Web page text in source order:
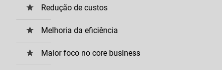
Redução de custos
Melhoria da eficiência
Maior foco no core business